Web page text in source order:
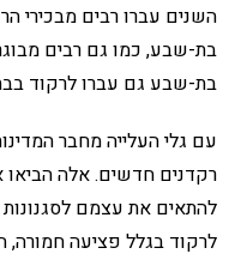
השנים עברו רבים מבכירי
בת-שבע, כמו גם רבים
בת-שבע גם עברו לרקוד
רקדנים חדשים. אלה
להתאים את עצמם
לרקוד בגלל פציעה